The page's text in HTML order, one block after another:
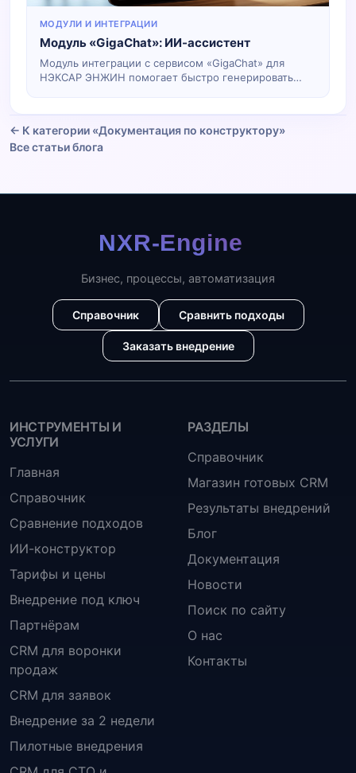
МОДУЛИ И ИНТЕГРАЦИИ
Модуль «GigaChat»: ИИ-ассистент
Модуль интеграции с сервисом «GigaChat» для
НЭКСАР ЭНЖИН помогает быстро генерировать
← К категории «Документация по конструктору»
Все статьи блога
Бизнес, процессы, автоматизация
Справочник Сравнить подходы
Заказать внедрение
ИНСТРУМЕНТЫ И
УСЛУГИ
Главная
Справочник
Сравнение подходов
ИИ-конструктор
Тарифы и цены
Внедрение под ключ
Партнёрам
CRM для воронки
продаж
CRM для заявок
Внедрение за 2 недели
Пилотные внедрения
РАЗДЕЛЫ
Справочник
Магазин готовых CRM
Результаты внедрений
Блог
Документация
Новости
Поиск по сайту
О нас
Контакты